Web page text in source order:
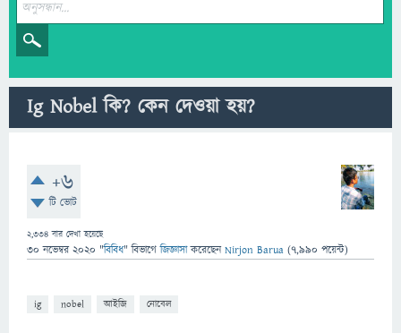
Ig Nobel কি? কেন দেওয়া হয়?
+6
টি ভোট
2,334 বার দেখা হয়েছে
30 নভেম্বর 2020 "বিবিধ" বিভাগে জিজ্ঞাসাকরেছেনNirjon Barua (7,990 পয়েন্ট)
ig nobel আইজি নোবেল